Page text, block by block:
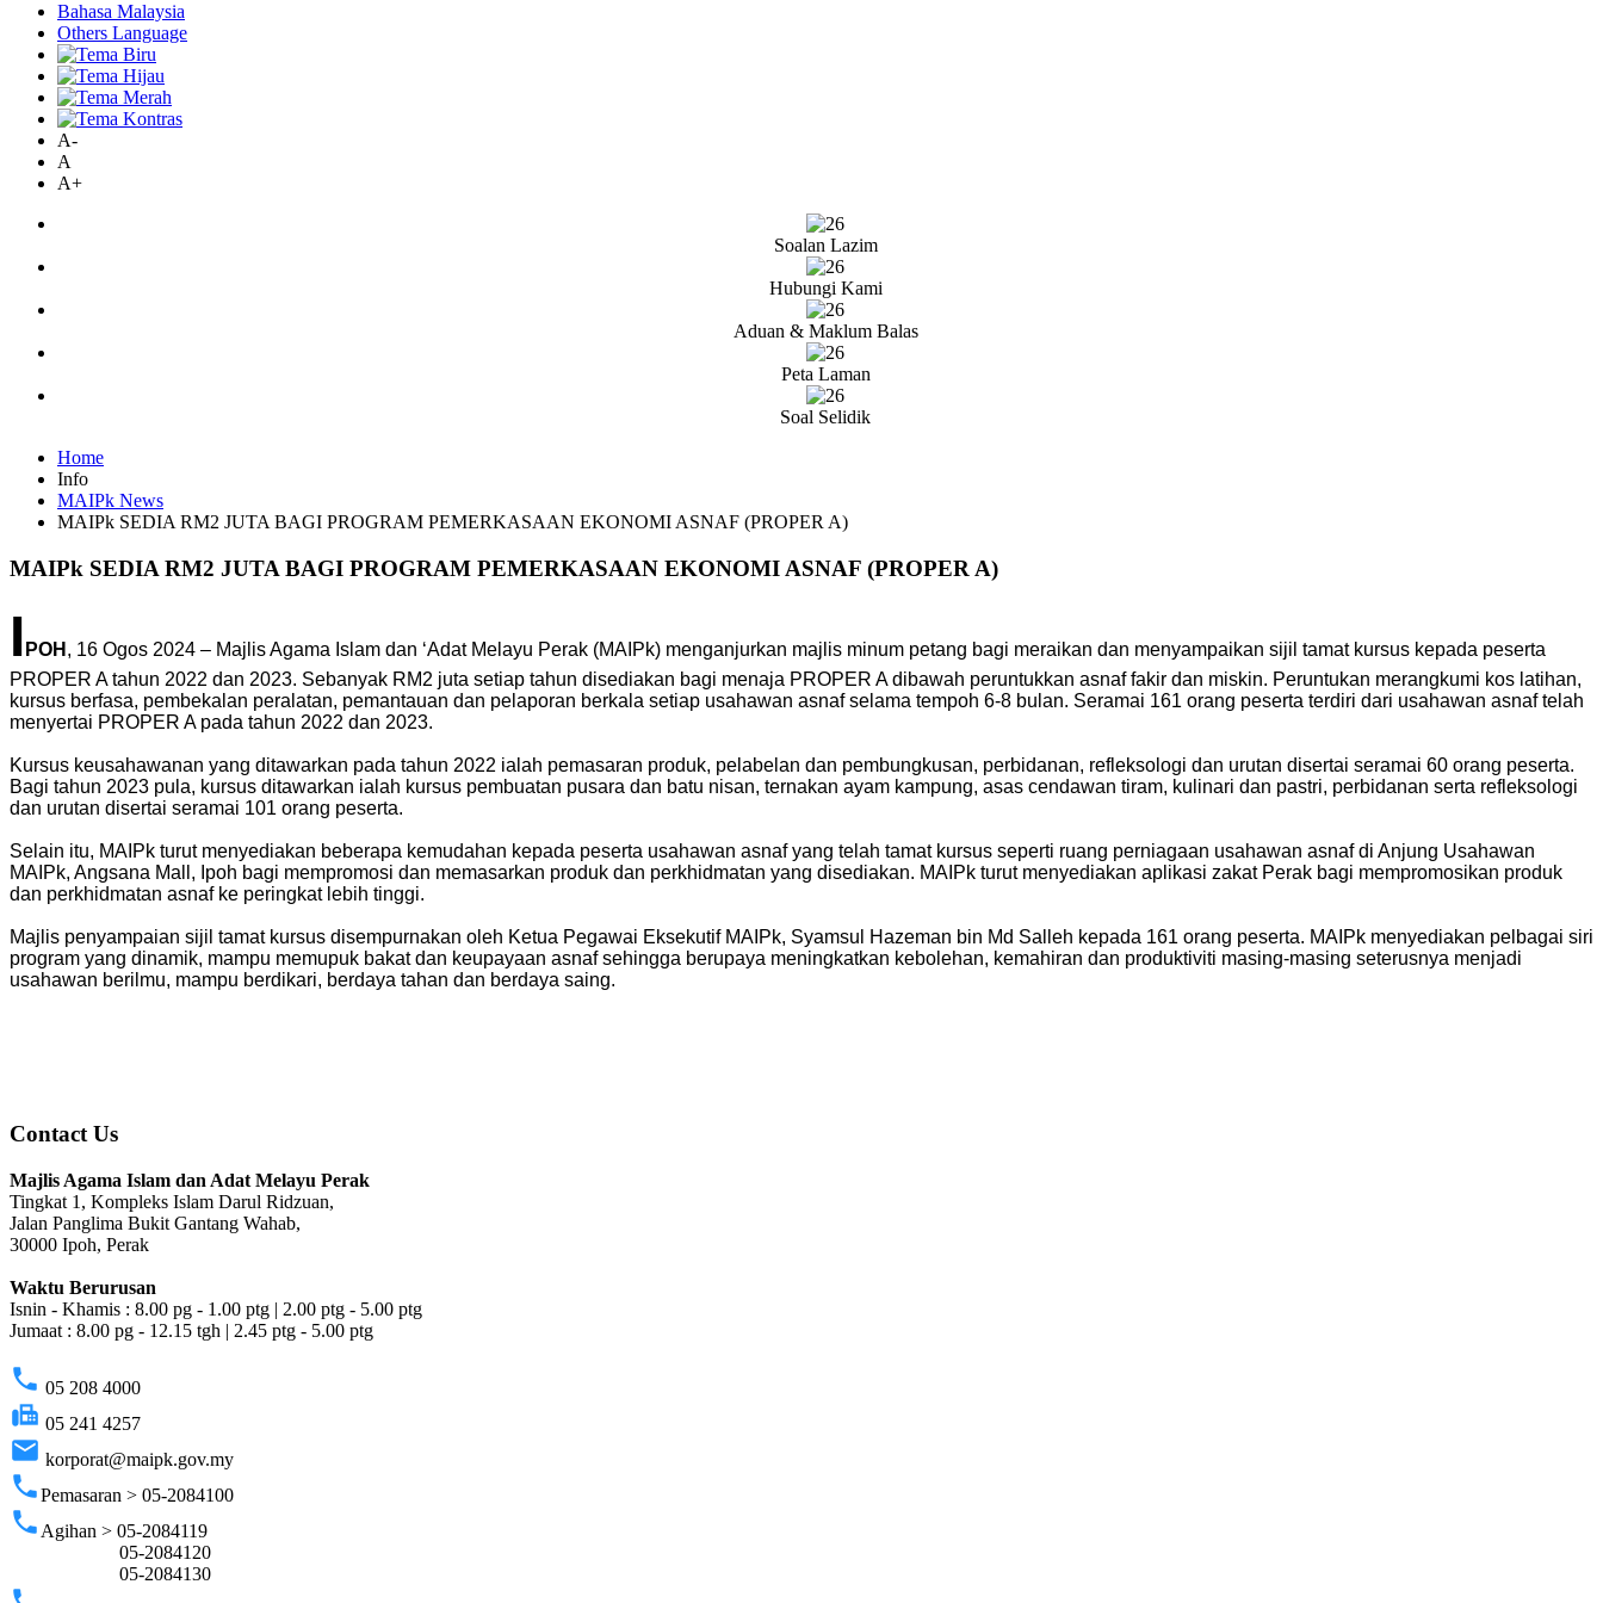
Bahasa Malaysia
Others Language
A-
A
A+
Soalan Lazim
Hubungi Kami
Aduan & Maklum Balas
Peta Laman
Soal Selidik
Home
Info
MAIPk News
MAIPk SEDIA RM2 JUTA BAGI PROGRAM PEMERKASAAN EKONOMI ASNAF (PROPER A)
MAIPk SEDIA RM2 JUTA BAGI PROGRAM PEMERKASAAN EKONOMI ASNAF (PROPER A)
I POH , 16 Ogos 2024 – Majlis Agama Islam dan ‘Adat Melayu Perak (MAIPk) menganjurkan majlis minum petang bagi meraikan dan menyampaikan sijil tamat kursus kepada peserta
PROPER A tahun 2022 dan 2023. Sebanyak RM2 juta setiap tahun disediakan bagi menaja PROPER A dibawah peruntukkan asnaf fakir dan miskin. Peruntukan merangkumi kos latihan,
kursus berfasa, pembekalan peralatan, pemantauan dan pelaporan berkala setiap usahawan asnaf selama tempoh 6-8 bulan. Seramai 161 orang peserta terdiri dari usahawan asnaf telah
menyertai PROPER A pada tahun 2022 dan 2023.
Kursus keusahawanan yang ditawarkan pada tahun 2022 ialah pemasaran produk, pelabelan dan pembungkusan, perbidanan, refleksologi dan urutan disertai seramai 60 orang peserta.
Bagi tahun 2023 pula, kursus ditawarkan ialah kursus pembuatan pusara dan batu nisan, ternakan ayam kampung, asas cendawan tiram, kulinari dan pastri, perbidanan serta refleksologi
dan urutan disertai seramai 101 orang peserta.
Selain itu, MAIPk turut menyediakan beberapa kemudahan kepada peserta usahawan asnaf yang telah tamat kursus seperti ruang perniagaan usahawan asnaf di Anjung Usahawan
MAIPk, Angsana Mall, Ipoh bagi mempromosi dan memasarkan produk dan perkhidmatan yang disediakan. MAIPk turut menyediakan aplikasi zakat Perak bagi mempromosikan produk
dan perkhidmatan asnaf ke peringkat lebih tinggi.
Majlis penyampaian sijil tamat kursus disempurnakan oleh Ketua Pegawai Eksekutif MAIPk, Syamsul Hazeman bin Md Salleh kepada 161 orang peserta. MAIPk menyediakan pelbagai siri
program yang dinamik, mampu memupuk bakat dan keupayaan asnaf sehingga berupaya meningkatkan kebolehan, kemahiran dan produktiviti masing-masing seterusnya menjadi
usahawan berilmu, mampu berdikari, berdaya tahan dan berdaya saing.
Contact Us
Majlis Agama Islam dan Adat Melayu Perak
Tingkat 1, Kompleks Islam Darul Ridzuan,
Jalan Panglima Bukit Gantang Wahab,
30000 Ipoh, Perak
Waktu Berurusan
Isnin - Khamis : 8.00 pg - 1.00 ptg | 2.00 ptg - 5.00 ptg
Jumaat : 8.00 pg - 12.15 tgh | 2.45 ptg - 5.00 ptg
phone 05 208 4000
fax 05 241 4257
email korporat@maipk.gov.my
phonePemasaran > 05-2084100
phone Agihan > 05-2084119
05-2084120
05-2084130